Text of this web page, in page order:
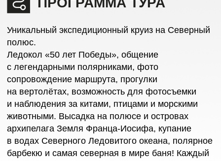
экспедиционный день будет наполнен новыми
впечатлениями и полярными приключениями.
Круиз начинается со встречи в Мурманске,
куда вам нужно добраться самостоятельно
в первый день программы.
Мы готовы помочь с покупкой билетов,
при необходимости оставьте комментарий
в заявке.
ВАЖНО